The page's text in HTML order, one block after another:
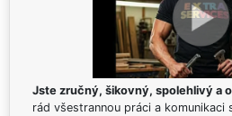
Jste zručný, šikovný, spolehlivý a
rád všestrannou práci a komunikaci